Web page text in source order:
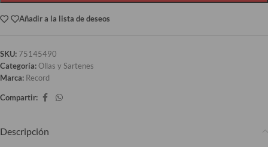
Añadir a la lista de deseos
SKU: 75145490
Categoría:Ollas y Sartenes
Marca: Record
Compartir:
Descripción